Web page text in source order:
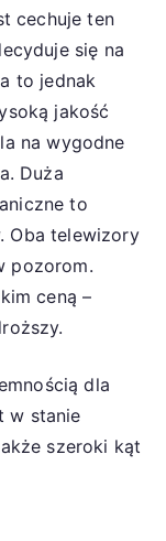
cechuje ten
się na
to jednak
jakość
na wygodne
Duża
to
Oba telewizory
pozorom.
ceną –
dla
w stanie
szeroki kąt